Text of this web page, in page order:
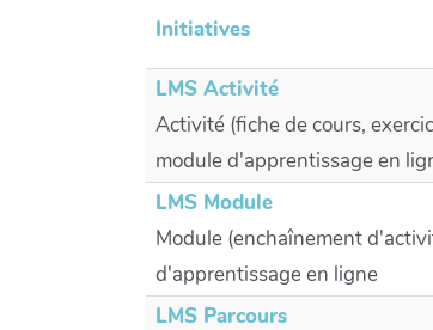
Initiatives
LMS Activité
Activité (fiche de cours,
module d'apprentissage en
LMS Module
Module (enchaînement
d'apprentissage en ligne
LMS Parcours